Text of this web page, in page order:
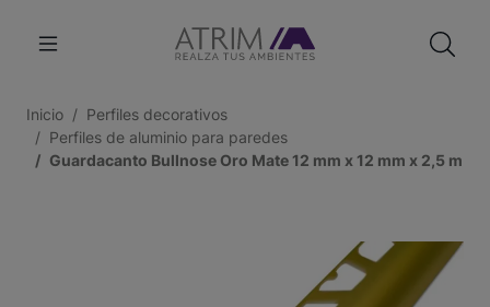
Inicio
Perfiles decorativos
Perfiles de aluminio para paredes
Guardacanto Bullnose Oro Mate 12 mm x 12 mm x 2,5 m